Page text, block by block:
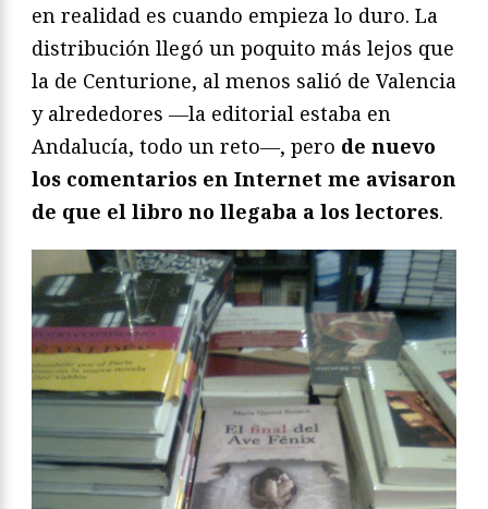
en realidad es cuando empieza lo duro. La
distribución llegó un poquito más lejos que
la de Centurione, al menos salió de Valencia
y alrededores ―la editorial estaba en
Andalucía, todo un reto―, pero de nuevo
los comentarios en Internet me avisaron
de que el libro no llegaba a los lectores.